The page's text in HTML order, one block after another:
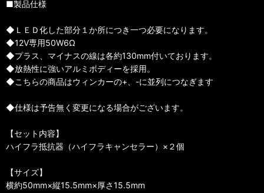
■製品仕様
◆ＬＥＤ化した部分１か所につき一つ必要になります。
◆12V専用50W6Ω
◆プラス、マイナスの線は各約130mm付いております。
◆放熱性に強いアルミボディーを採用。
◆こちらの商品はウィンカーの+、-に並列につなぎます
◆仕様は予告無く変更になる場合がございます。
【セット内容】
ハイフラ抵抗器（ハイフラキャンセラー）×２個
【サイズ】
横約50mm×縦15.5mm×厚さ15.5mm